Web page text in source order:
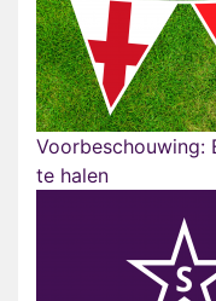
Voorbeschouwing:
te halen